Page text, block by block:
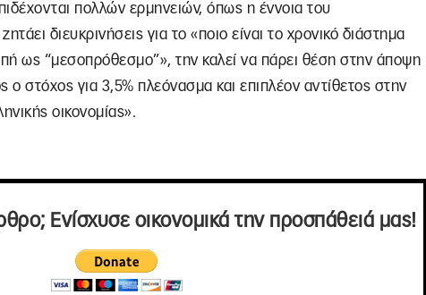
πολλών ερμηνειών, όπως η έννοια του
διευκρινήσεις για το «ποιο είναι το χρονικό διάστημα
ως “μεσοπρόθεσμο”», την καλεί να πάρει θέση στην άποψη
ο στόχος για 3,5% πλεόνασμα και επιπλέον αντίθετος στην
οικονομίας».
Ενίσχυσε οικονομικά την προσπάθειά μας!